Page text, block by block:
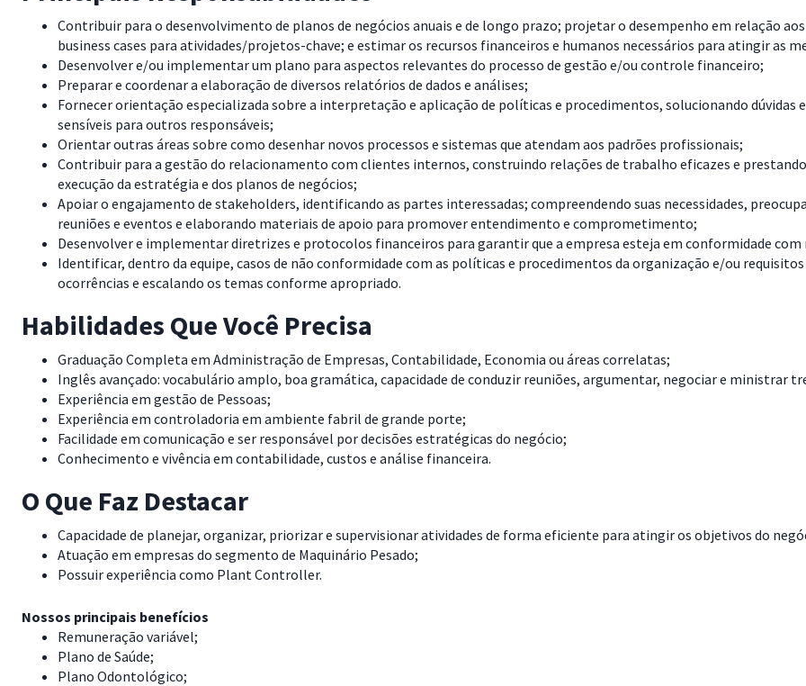
Contribuir para o desenvolvimento de planos de negócios anuais e de longo prazo; projetar o desempenho em relação
business cases para atividades/projetos-chave; e estimar os recursos financeiros e humanos necessários para atingir as
Desenvolver e/ou implementar um plano para aspectos relevantes do processo de gestão e/ou controle financeiro;
Preparar e coordenar a elaboração de diversos relatórios de dados e análises;
Fornecer orientação especializada sobre a interpretação e aplicação de políticas e procedimentos, solucionando
sensíveis para outros responsáveis;
Orientar outras áreas sobre como desenhar novos processos e sistemas que atendam aos padrões profissionais;
Contribuir para a gestão do relacionamento com clientes internos, construindo relações de trabalho eficazes e
execução da estratégia e dos planos de negócios;
Apoiar o engajamento de stakeholders, identificando as partes interessadas; compreendendo suas necessidades,
reuniões e eventos e elaborando materiais de apoio para promover entendimento e comprometimento;
Desenvolver e implementar diretrizes e protocolos financeiros para garantir que a empresa esteja em conformidade
Identificar, dentro da equipe, casos de não conformidade com as políticas e procedimentos da organização e/ou
ocorrências e escalando os temas conforme apropriado.
Habilidades Que Você Precisa
Graduação Completa em Administração de Empresas, Contabilidade, Economia ou áreas correlatas;
Inglês avançado: vocabulário amplo, boa gramática, capacidade de conduzir reuniões, argumentar, negociar e ministrar
Experiência em gestão de Pessoas;
Experiência em controladoria em ambiente fabril de grande porte;
Facilidade em comunicação e ser responsável por decisões estratégicas do negócio;
Conhecimento e vivência em contabilidade, custos e análise financeira.
O Que Faz Destacar
Capacidade de planejar, organizar, priorizar e supervisionar atividades de forma eficiente para atingir os objetivos do
Atuação em empresas do segmento de Maquinário Pesado;
Possuir experiência como Plant Controller.
Nossos principais benefícios
Remuneração variável;
Plano de Saúde;
Plano Odontológico;